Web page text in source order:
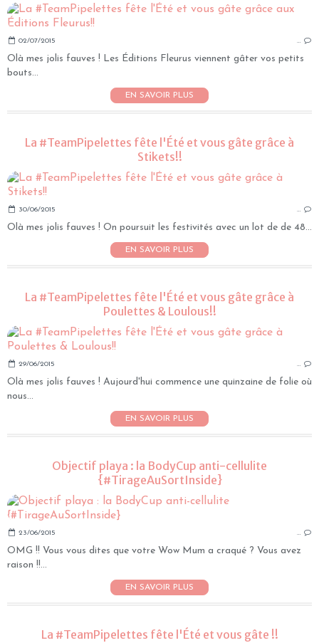
02/07/2015 …
Olà mes jolis fauves ! Les Éditions Fleurus viennent gâter vos petits
bouts...
EN SAVOIR PLUS
La #TeamPipelettes fête l'Été et vous gâte grâce à
Stikets!!
30/06/2015 …
Olà mes jolis fauves ! On poursuit les festivités avec un lot de de 48...
EN SAVOIR PLUS
La #TeamPipelettes fête l'Été et vous gâte grâce à
Poulettes & Loulous!!
29/06/2015 …
Olà mes jolis fauves ! Aujourd'hui commence une quinzaine de folie où
nous...
EN SAVOIR PLUS
Objectif playa : la BodyCup anti-cellulite
{#TirageAuSortInside}
23/06/2015 …
OMG !! Vous vous dites que votre Wow Mum a craqué ? Vous avez
raison !!...
EN SAVOIR PLUS
La #TeamPipelettes fête l'Été et vous gâte !!